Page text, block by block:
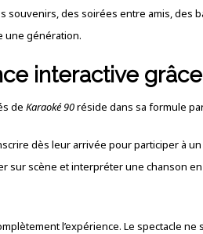
souvenirs, des soirées entre amis, des
une génération.
interactive
de Karaoké 90réside dans sa formule
dès leur arrivée pour participer à
sur scène et interpréter une chanson
l’expérience. Le spectacle